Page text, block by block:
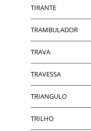
TIRANTE
TRAMBULADOR
TRAVA
TRAVESSA
TRIANGULO
TRILHO